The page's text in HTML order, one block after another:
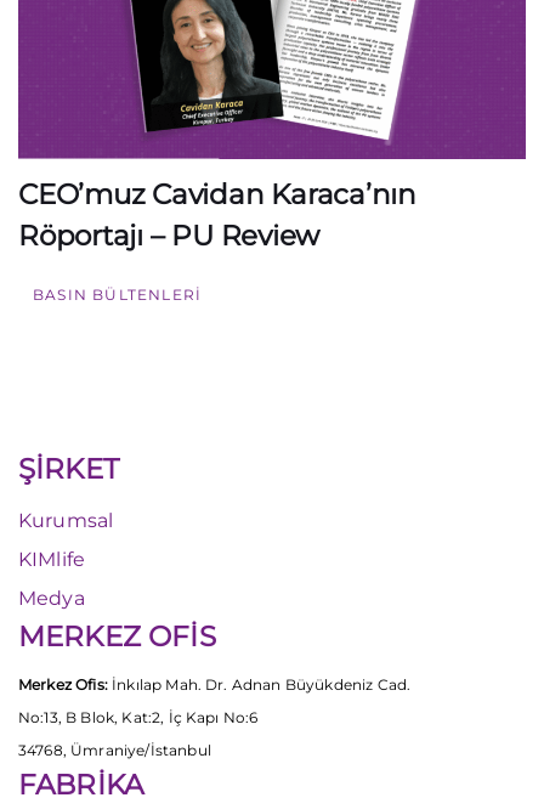
CEO’muz Cavidan Karaca’nın
Röportajı – PU Review
BASIN BÜLTENLERI
ŞİRKET
Kurumsal
KIMlife
Medya
MERKEZ OFİS
Merkez Ofis:İnkılap Mah. Dr. Adnan Büyükdeniz Cad.
No:13, B Blok, Kat:2, İç Kapı No:6
34768, Ümraniye/İstanbul
FABRİKA